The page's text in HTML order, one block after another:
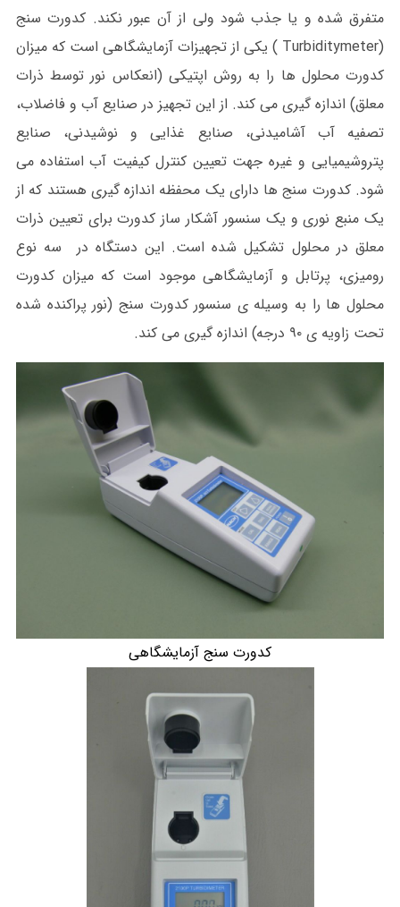
متفرق شده و یا جذب شود ولی از آن عبور نکند. کدورت سنج
(Turbiditymeter ) یکی از تجهیزات آزمایشگاهی است که میزان
کدورت محلول ها را به روش اپتیکی (انعکاس نور توسط ذرات
معلق) اندازه گیری می کند. از این تجهیز در صنایع آب و فاضلاب،
تصفیه آب آشامیدنی، صنایع غذایی و نوشیدنی، صنایع
پتروشیمیایی و غیره جهت تعیین کنترل کیفیت آب استفاده می
شود. کدورت سنج ها دارای یک محفظه اندازه گیری هستند که از
یک منبع نوری و یک سنسور آشکار ساز کدورت برای تعیین ذرات
معلق در محلول تشکیل شده است. این دستگاه در سه نوع
رومیزی، پرتابل و آزمایشگاهی موجود است که میزان کدورت
محلول ها را به وسیله ی سنسور کدورت سنج (نور پراکنده شده
تحت زاویه ی ۹۰ درجه) اندازه گیری می کند.
کدورت سنج آزمایشگاهی